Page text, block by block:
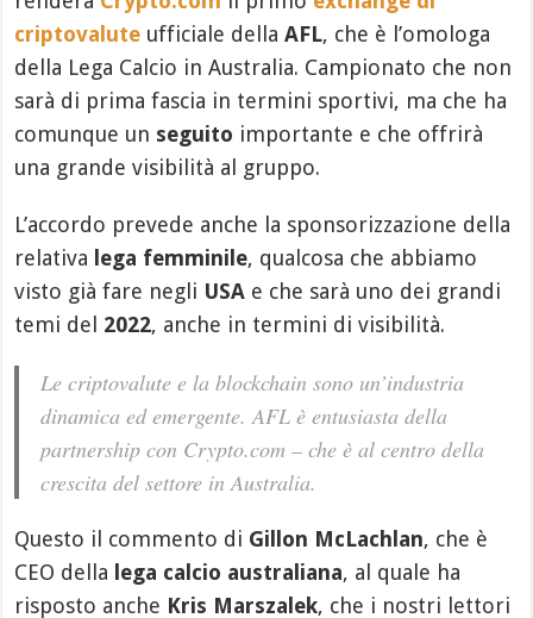
criptovalute ufficiale dellaAFL, che è l’omologa
della Lega Calcio in Australia. Campionato che non
sarà di prima fascia in termini sportivi, ma che ha
comunque un seguito importante e che offrirà
una grande visibilità al gruppo.
L’accordo prevede anche la sponsorizzazione della
relativa lega femminile, qualcosa che abbiamo
visto già fare negli USA e che sarà uno dei grandi
temi del 2022, anche in termini di visibilità.
Le criptovalute e la blockchain sono un’industria
dinamica ed emergente. AFL è entusiasta della
partnership con Crypto.com – che è al centro della
crescita del settore in Australia.
Questo il commento di Gillon McLachlan, che è
CEO della lega calcio australiana, al quale ha
risposto anche Kris Marszalek, che i nostri lettori